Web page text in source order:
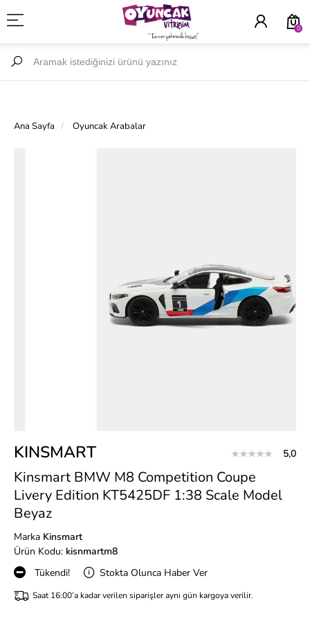
0
Ana Sayfa Oyuncak Arabalar
KINSMART 5,0
Kinsmart BMW M8 Competition Coupe
Livery Edition KT5425DF 1:38 Scale Model
Beyaz
Marka Kinsmart
Ürün Kodu: kisnmartm8
Tükendi!
Stokta Olunca Haber Ver
Saat 16:00’a kadar verilen siparişler aynı gün kargoya verilir.